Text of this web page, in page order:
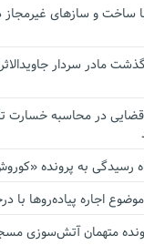
ساخت‌ و سازهای غیرمجاز
مادر سردار
در محاسبه خسارت
رسیدگی به پرونده
اجاره پیاده‌روها با
متهمان آتش‌سوزی